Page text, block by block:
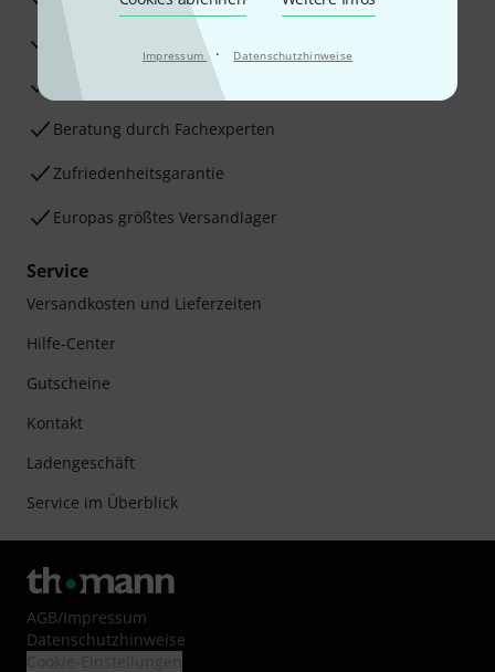
Impressum · Datenschutzhinweise
30 Tage Money-Back-Garantie
Beratung durch Fachexperten
Zufriedenheitsgarantie
Europas größtes Versandlager
Service
Versandkosten und Lieferzeiten
Hilfe-Center
Gutscheine
Kontakt
Ladengeschäft
Service im Überblick
AGB/Impressum
Datenschutzhinweise